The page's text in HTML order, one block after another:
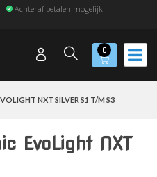
Achteraf betalen mogelijk
0
NXT SILVER S1 T/M S3
EvoLight NXT